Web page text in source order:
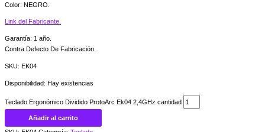
Color: NEGRO.
Link del Fabricante.
Garantía: 1 año.
Contra Defecto De Fabricación.
SKU: EK04
Disponibilidad: Hay existencias
Teclado Ergonómico Dividido ProtoArc Ek04 2,4GHz cantidad
Añadir al carrito